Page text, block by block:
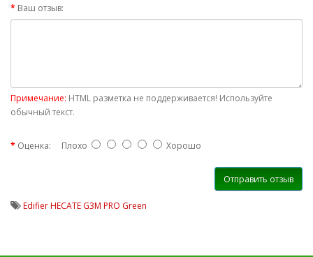
Ваш отзыв:
Примечание: HTML разметка не поддерживается! Используйте
обычный текст.
Оценка: Плохо Хорошо
Отправить отзыв
Edifier HECATE G3M PRO Green